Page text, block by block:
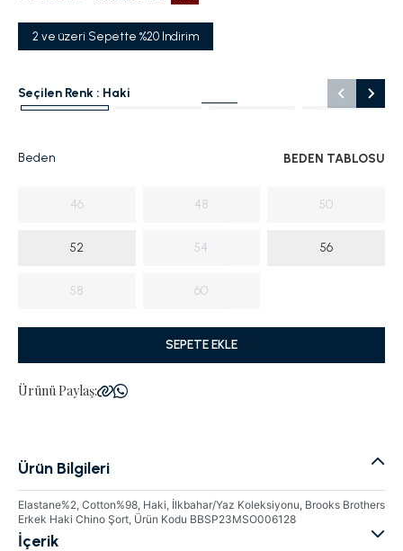
2 ve üzeri Sepette %20 Indirim
Seçilen Renk : Haki
Beden BEDEN TABLOSU
46 48 50
52 54 56
58 60
SEPETE EKLE
Ürünü Paylaş:
Ürün Bilgileri
Elastane%2, Cotton%98, Haki, İlkbahar/Yaz Koleksiyonu, Brooks Brothers
Erkek Haki Chino Şort, Ürün Kodu BBSP23MSO006128
İçerik